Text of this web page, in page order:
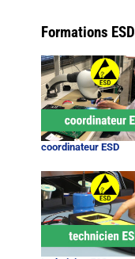
Formations ESD
coordinateur ESD